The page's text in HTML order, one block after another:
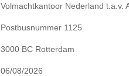
Volmachtkantoor Nederland t.a.v.
Postbusnummer 1125
3000 BC Rotterdam
06/08/2026